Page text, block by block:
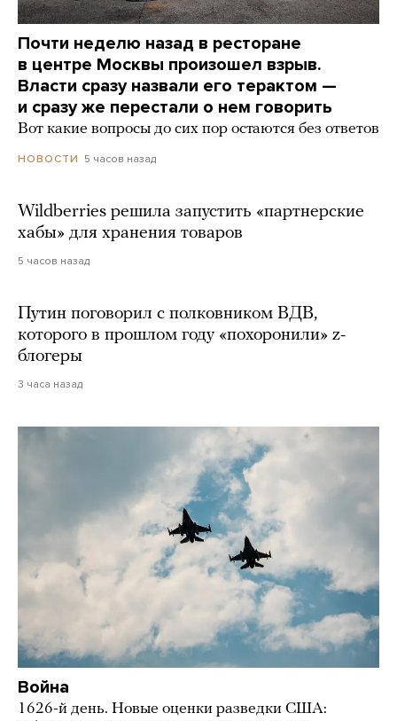
Почти неделю назад в ресторане
в центре Москвы произошел взрыв.
Власти сразу назвали его терактом —
и сразу же перестали о нем говорить
Вот какие вопросы до сих пор остаются без ответов
НОВОСТИ 5 часов назад
Wildberries решила запустить «партнерские
хабы» для хранения товаров
5 часов назад
Путин поговорил с полковником ВДВ,
которого в прошлом году «похоронили» z-
блогеры
3 часа назад
Война
1626-й день. Новые оценки разведки США: